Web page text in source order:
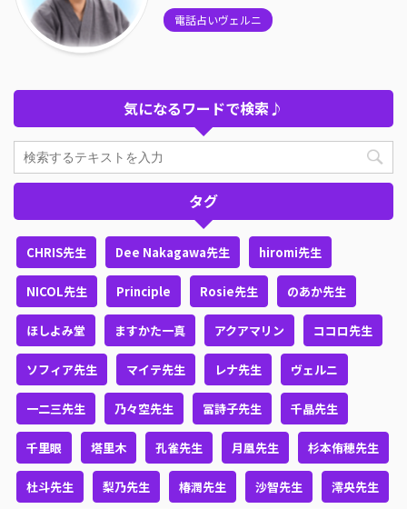
電話占いヴェルニ
気になるワードで検索♪
タグ
CHRIS先生 Dee Nakagawa先生 hiromi先生
NICOL先生 Principle Rosie先生 のあか先生
ほしよみ堂 ますかた一真 アクアマリン ココロ先生
ソフィア先生 マイテ先生 レナ先生 ヴェルニ
一二三先生 乃々空先生 冨詩子先生 千晶先生
千里眼 塔里木 孔雀先生 月凰先生 杉本侑穂先生
杜斗先生 梨乃先生 椿潤先生 沙智先生 澪央先生